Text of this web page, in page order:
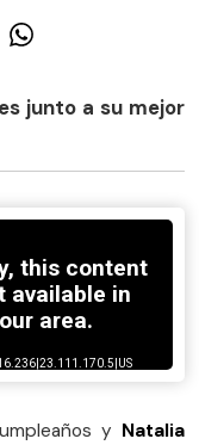
junto a su mejor
y Natalia